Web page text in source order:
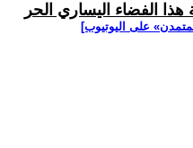
الفضاء اليساري الحر
على اليوتيوب]